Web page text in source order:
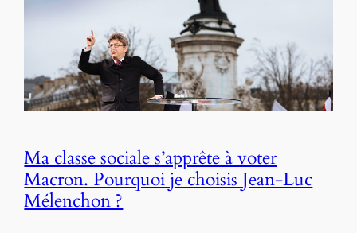
Ma classe sociale s’apprête à voter
Macron. Pourquoi je choisis Jean-Luc
Mélenchon ?